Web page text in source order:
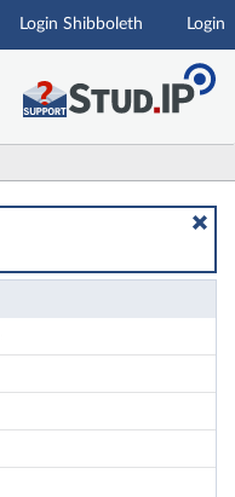
Login Shibboleth Login